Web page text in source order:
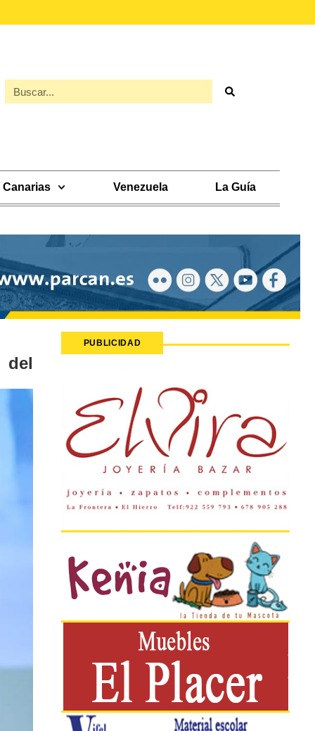
Canarias Venezuela La Guía
del
PUBLICIDAD